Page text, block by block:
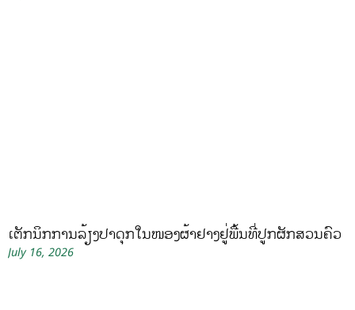
ເຕັກນິກການລ້ຽງປາດຸກໃນໜອງຜ້າຢາງຢູ່ພື້ນທີ່ປູກຜັກສວນຄົວ
July 16, 2026